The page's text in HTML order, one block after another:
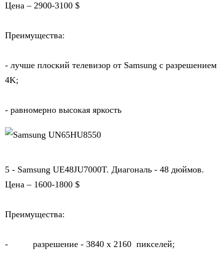
Цена – 2900-3100 $
Преимущества:
- лучше плоский телевизор от Samsung с разрешением
4K;
- равномерно высокая яркость
5 - Samsung UE48JU7000T. Диагональ - 48 дюймов.
Цена – 1600-1800 $
Преимущества:
-          разрешение - 3840 х 2160  пикселей;